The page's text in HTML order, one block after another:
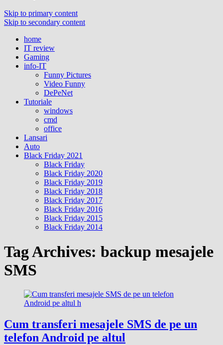
Skip to primary content
Skip to secondary content
home
IT review
Gaming
info-IT
Funny Pictures
Video Funny
DePeNet
Tutoriale
windows
cmd
office
Lansari
Auto
Black Friday 2021
Black Friday
Black Friday 2020
Black Friday 2019
Black Friday 2018
Black Friday 2017
Black Friday 2016
Black Friday 2015
Black Friday 2014
Tag Archives: backup mesajele
SMS
Cum transferi mesajele SMS de pe un
telefon Android pe altul